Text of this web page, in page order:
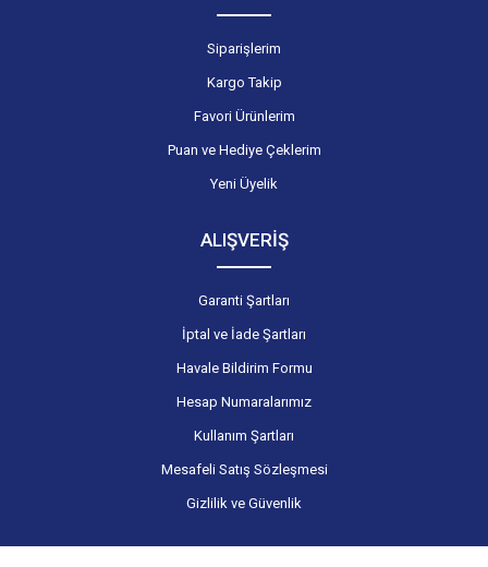
Siparişlerim
Kargo Takip
Favori Ürünlerim
Puan ve Hediye Çeklerim
Yeni Üyelik
ALIŞVERİŞ
Garanti Şartları
İptal ve İade Şartları
Havale Bildirim Formu
Hesap Numaralarımız
Kullanım Şartları
Mesafeli Satış Sözleşmesi
Gizlilik ve Güvenlik